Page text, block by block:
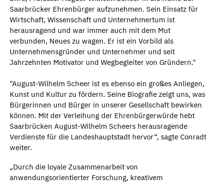
Saarbrücker Ehrenbürger aufzunehmen. Sein Einsatz für
Wirtschaft, Wissenschaft und Unternehmertum ist
herausragend und war immer auch mit dem Mut
verbunden, Neues zu wagen. Er ist ein Vorbild als
Unternehmensgründer und Unternehmer und seit
Jahrzehnten Motivator und Wegbegleiter von Gründern."
"August-Wilhelm Scheer ist es ebenso ein großes Anliegen,
Kunst und Kultur zu fördern. Seine Biografie zeigt uns, was
Bürgerinnen und Bürger in unserer Gesellschaft bewirken
können. Mit der Verleihung der Ehrenbürgerwürde hebt
Saarbrücken August-Wilhelm Scheers herausragende
Verdienste für die Landeshauptstadt hervor“, sagte Conradt
weiter.
„Durch die loyale Zusammenarbeit von
anwendungsorientierter Forschung, kreativem